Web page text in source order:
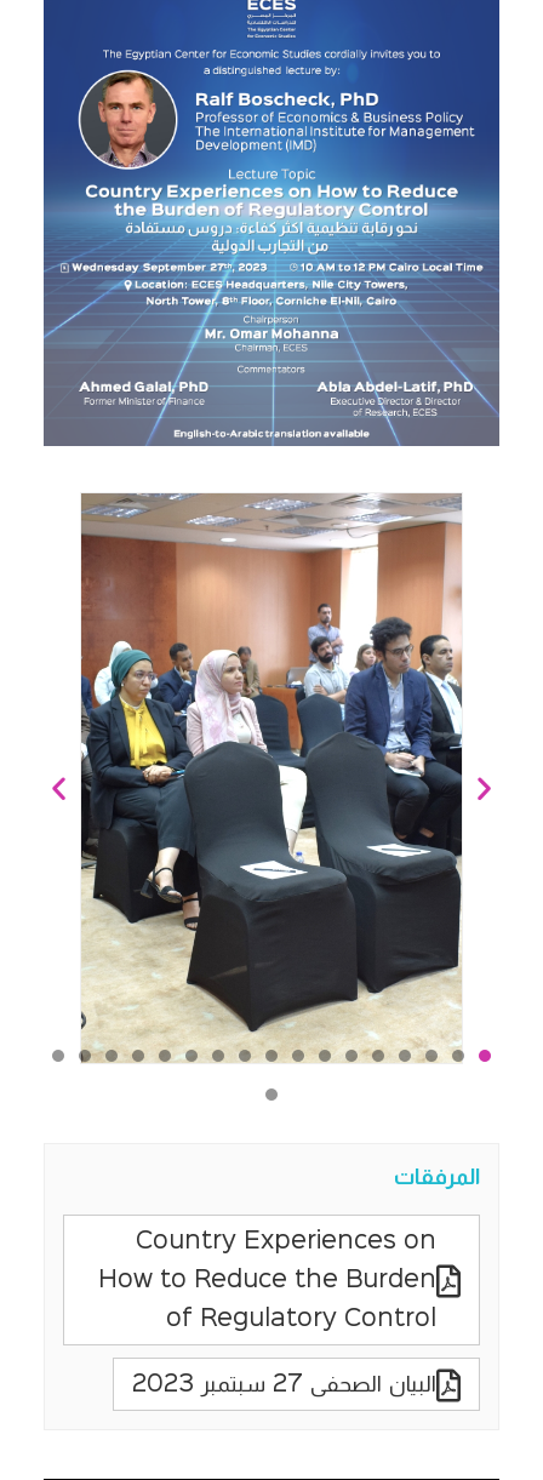
المرفقات
Country Experiences on
How to Reduce the Burden
of Regulatory Control
البيان الصحفى 27 سبتمبر 2023